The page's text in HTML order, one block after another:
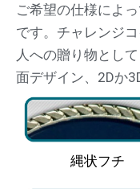
ご希望の仕様によ
です。チャレンジ
人への贈り物とし
面デザイン、2Dか
縄状フチ